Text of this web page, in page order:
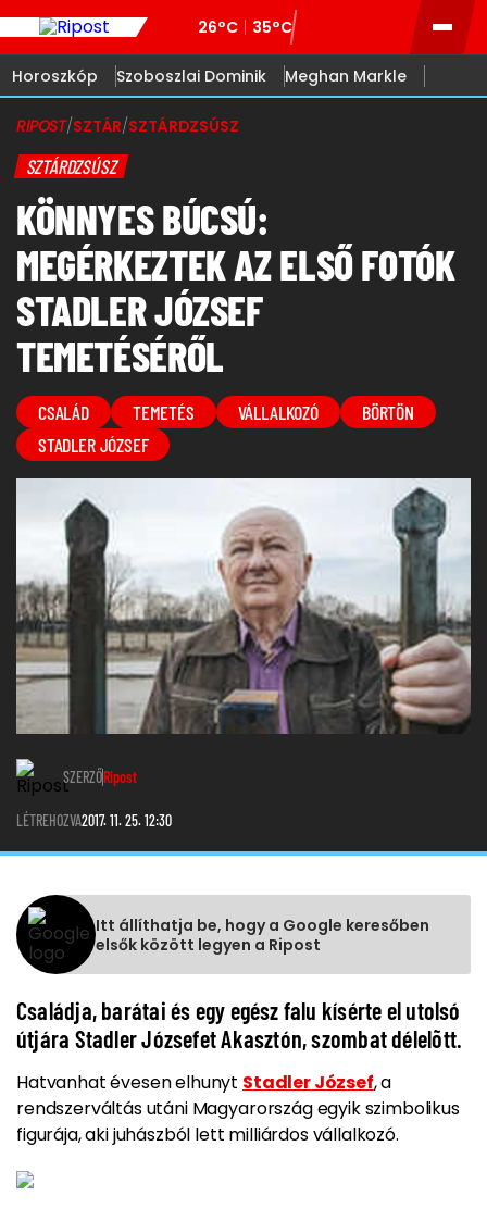
26°C 35°C
Horoszkóp Szoboszlai Dominik Meghan Markle
RIPOST/SZTÁR/SZTÁRDZSÚSZ
SZTÁRDZSÚSZ
KÖNNYES BÚCSÚ:
MEGÉRKEZTEK AZ ELSŐ FOTÓK
STADLER JÓZSEF
TEMETÉSÉRŐL
CSALÁD TEMETÉS VÁLLALKOZÓ
BÖRTÖN
STADLER JÓZSEF
SZERZŐRipost
LÉTREHOZVA2017. 11. 25. 12:30
Itt állíthatja be, hogy a Google keresőben
elsők között legyen a Ripost
Családja, barátai és egy egész falu kísérte el utolsó
útjára Stadler Józsefet Akasztón, szombat délelõtt.
Hatvanhat évesen elhunyt Stadler József, a
rendszerváltás utáni Magyarország egyik szimbolikus
figurája, aki juhászból lett milliárdos vállalkozó.